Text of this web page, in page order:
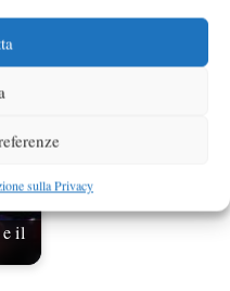
sulla Privacy
e il